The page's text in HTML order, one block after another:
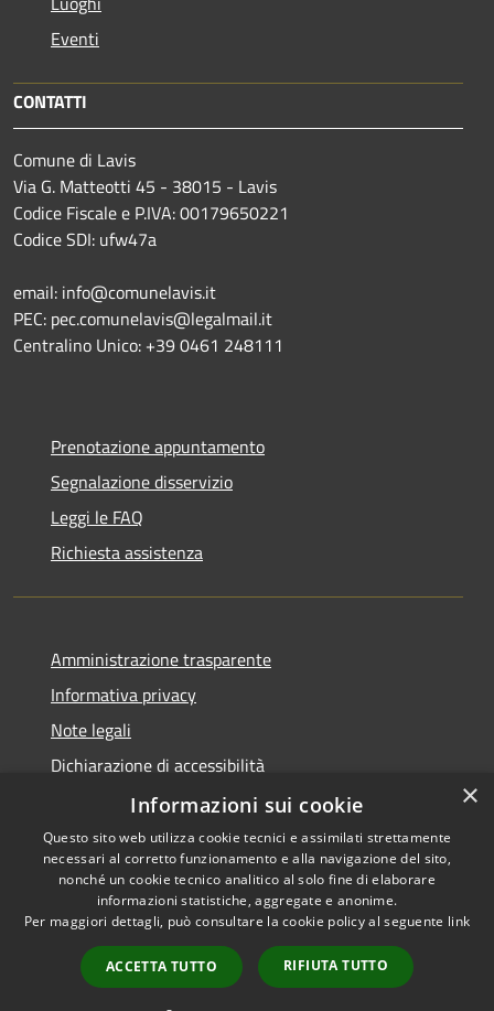
Eventi
CONTATTI
Comune di Lavis
Via G. Matteotti 45 - 38015 - Lavis
Codice Fiscale e P.IVA: 00179650221
Codice SDI: ufw47a
email: info@comunelavis.it
PEC: pec.comunelavis@legalmail.it
Centralino Unico: +39 0461 248111
Prenotazione appuntamento
Segnalazione disservizio
Leggi le FAQ
Richiesta assistenza
Amministrazione trasparente
Informativa privacy
Note legali
Dichiarazione di accessibilità
Informative Privacy
RSS
Accessibilità
Copyright © 2026 • Comune di
Municipium•
Accesso
redazione
×
Informazioni sui cookie
Questo sito web utilizza cookie tecnici e assimilati strettamente
necessari al corretto funzionamento e alla navigazione del sito,
nonché un cookie tecnico analitico al solo fine di elaborare
informazioni statistiche, aggregate e anonime.
Per maggiori dettagli, può consultare la cookie policy al seguente link
ACCETTA TUTTO RIFIUTA TUTTO